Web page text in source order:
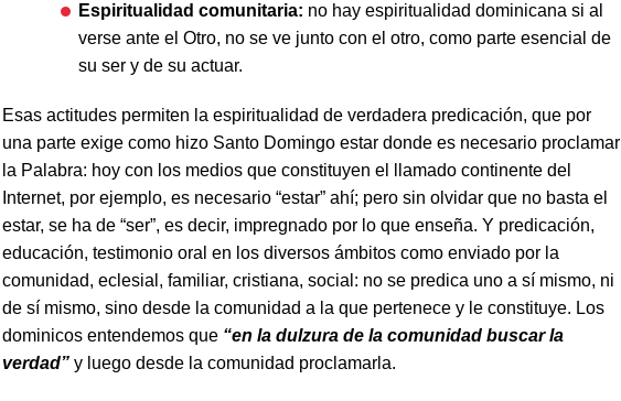
Espiritualidad comunitaria: no hay espiritualidad dominicana si al
verse ante el Otro, no se ve junto con el otro, como parte esencial de
su ser y de su actuar.
Esas actitudes permiten la espiritualidad de verdadera predicación, que por
una parte exige como hizo Santo Domingo estar donde es necesario proclamar
la Palabra: hoy con los medios que constituyen el llamado continente del
Internet, por ejemplo, es necesario “estar” ahí; pero sin olvidar que no basta el
estar, se ha de “ser”, es decir, impregnado por lo que enseña. Y predicación,
educación, testimonio oral en los diversos ámbitos como enviado por la
comunidad, eclesial, familiar, cristiana, social: no se predica uno a sí mismo, ni
de sí mismo, sino desde la comunidad a la que pertenece y le constituye. Los
dominicos entendemos que “en la dulzura de la comunidad buscar la
verdad” y luego desde la comunidad proclamarla.